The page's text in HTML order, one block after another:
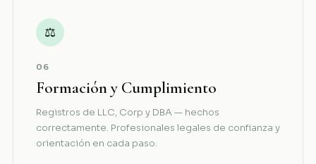
⚖
06
Formación y Cumplimiento
Registros de LLC, Corp y DBA — hechos
correctamente. Profesionales legales de confianza y
orientación en cada paso.